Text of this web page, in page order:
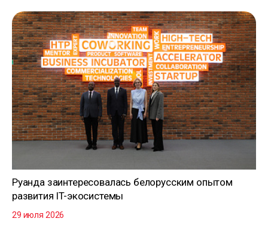
Руанда заинтересовалась белорусским опытом
развития IT-экосистемы
29 июля 2026